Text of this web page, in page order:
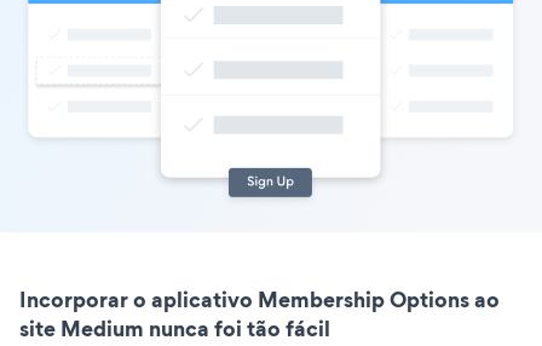
Incorporar o aplicativo Membership Options ao
site Medium nunca foi tão fácil